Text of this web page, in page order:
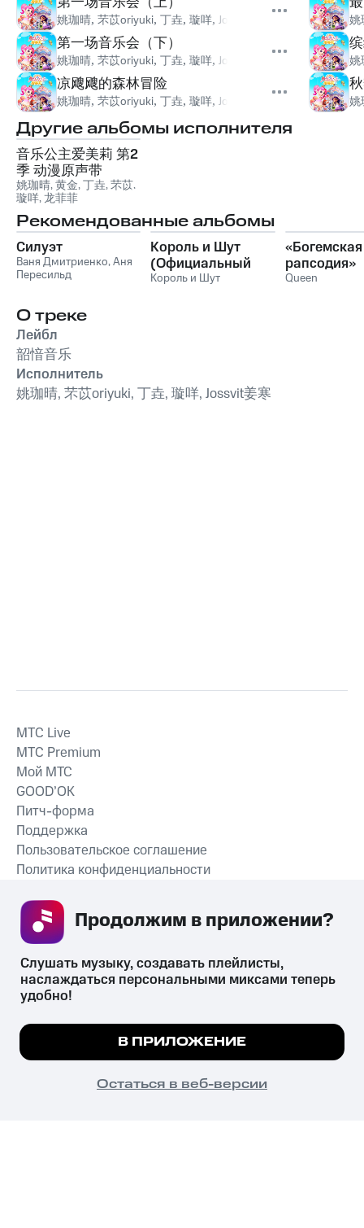
姚珈晴, 芣苡oriyuki, 丁垚, 璇咩, Jossvit姜寒
第一场音乐会（下）
姚珈晴, 芣苡oriyuki, 丁垚, 璇咩, Jossvit姜寒
凉飕飕的森林冒险
姚珈晴, 芣苡oriyuki, 丁垚, 璇咩, Jossvit姜寒
姚
姚
姚
Другие альбомы исполнителя
音乐公主爱美莉 第2
季 动漫原声带
姚珈晴,黄金,丁垚,芣苡,
璇咩,龙菲菲
Рекомендованные альбомы
Силуэт
Ваня Дмитриенко,Аня
Пересильд
Король и Шут
(Официальный
саундтрек), Часть
Король и Шут
«Богемская
рапсодия»
Queen
О треке
Лейбл
韶愔音乐
Исполнитель
姚珈晴, 芣苡oriyuki, 丁垚, 璇咩, Jossvit姜寒
СКАЧАТЬ ПРИЛОЖЕНИЕ
MTС Live
MTС Premium
Мой МТС
GOOD’OK
Питч-форма
Поддержка
Пользовательское соглашение
Политика конфиденциальности
психотропных веществ, их аналогов причиняет вред здоровью,
их незаконный оборот запрещён и влечёт установленную
законодательством ответственность.
© 2026 ООО «КИОН».
Все права защищены
Мы используем куки, чтобы на сайте все
Подробнее
ПОНЯТНО
Слушать музыку, создавать плейлисты,
наслаждаться персональными миксами теперь
удобно!
В ПРИЛОЖЕНИЕ
Остаться в веб-версии